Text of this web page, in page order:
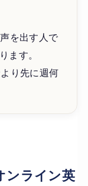
を出す人で
ます。
り先に週何
ンライン英